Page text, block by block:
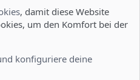
, damit diese Website
um den Komfort bei der
konfiguriere deine